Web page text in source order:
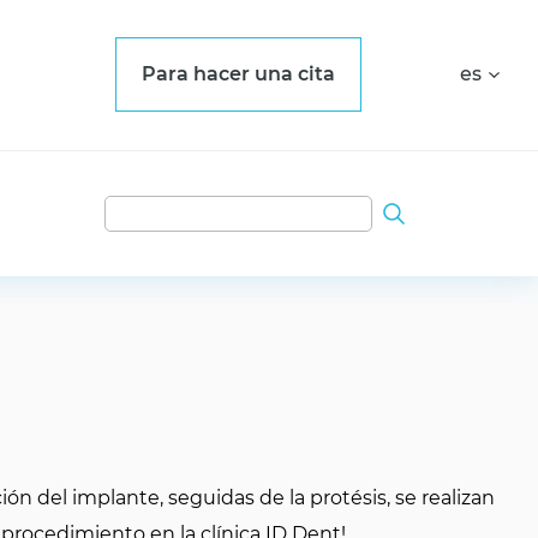
Para hacer una cita es
del implante, seguidas de la protésis, se realizan